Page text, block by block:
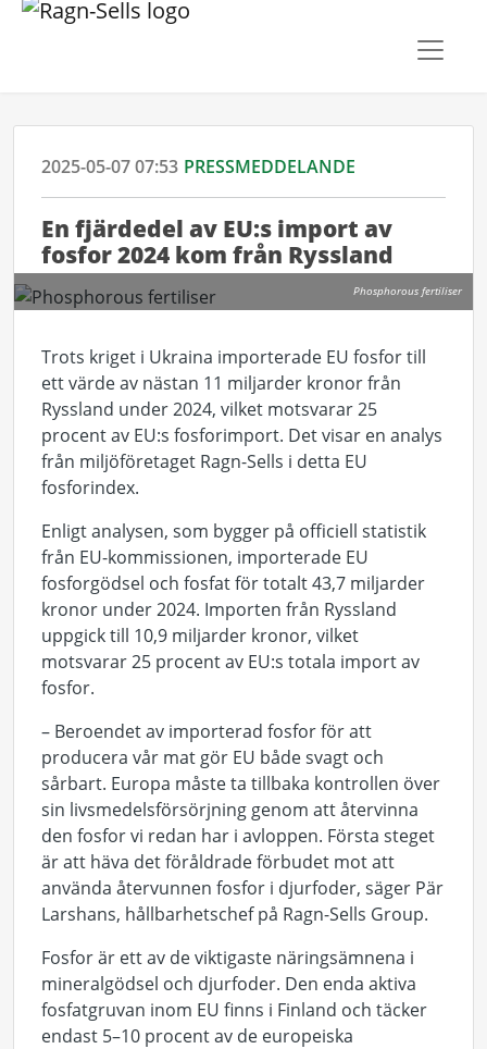
2025-05-07 07:53 PRESSMEDDELANDE
En fjärdedel av EU:s import av
fosfor 2024 kom från Ryssland
Phosphorous fertiliser
Trots kriget i Ukraina importerade EU fosfortill
ett värde av nästan 11 miljarder kronorfrån
Ryssland under 2024, vilket motsvarar 25
procent av EU:s fosforimport. Det visar en analys
från miljöföretaget Ragn-Sells i detta EU
fosforindex.
Enligt analysen, som bygger på officiell statistik
från EU-kommissionen, importerade EU
fosforgödsel och fosfatför totalt43,7 miljarder
kronor under 2024. Importen från Ryssland
uppgick till 10,9 miljarder kronor, vilket
motsvarar25 procent av EU:s totala import av
fosfor.
– Beroendetav importerad fosfor för att
producera vår mat gör EU både svagt och
sårbart. Europa måste ta tillbaka kontrollen över
sin livsmedelsförsörjning genom att återvinna
den fosfor vi redan har i avloppen. Första steget
är att häva det föråldrade förbudet mot att
använda återvunnen fosfor i djurfoder, säger Pär
Larshans, hållbarhetschef på Ragn-Sells Group.
Fosfor är ett av de viktigaste näringsämnena i
mineralgödsel och djurfoder. Den enda aktiva
fosfatgruvan inom EU finns i Finland och täcker
endast 5–10 procent av de europeiska